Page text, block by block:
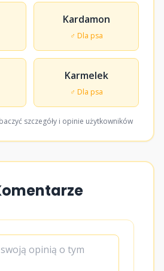
Kardamon
♂ Dla psa
Karmelek
♂ Dla psa
szczegóły i opinie użytkowników